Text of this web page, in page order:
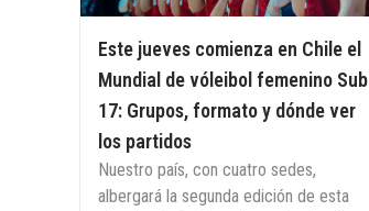
Este jueves comienza en Chile el
Mundial de vóleibol femenino Sub
17: Grupos, formato y dónde ver
los partidos
Nuestro país, con cuatro sedes,
albergará la segunda edición de esta